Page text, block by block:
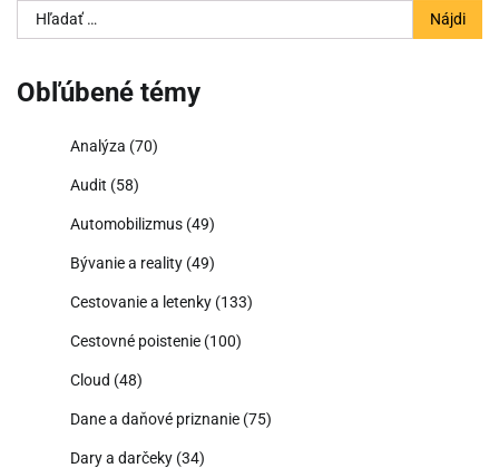
Hľadať:
Obľúbené témy
Analýza (70)
Audit (58)
Automobilizmus (49)
Bývanie a reality (49)
Cestovanie a letenky (133)
Cestovné poistenie (100)
Cloud (48)
Dane a daňové priznanie (75)
Dary a darčeky (34)